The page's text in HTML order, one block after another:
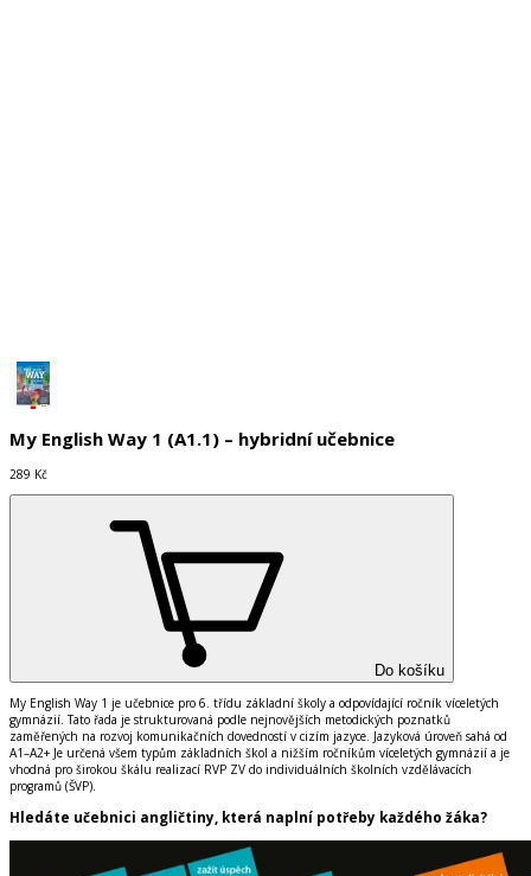
My English Way 1 (A1.1) – hybridní učebnice
289 Kč
Do košíku
My English Way 1 je učebnice pro 6. třídu základní školy a odpovídající ročník víceletých
gymnázií. Tato řada je strukturovaná podle nejnovějších metodických poznatků
zaměřených na rozvoj komunikačních dovedností v cizím jazyce. Jazyková úroveň sahá od
A1–A2+ Je určená všem typům základních škol a nižším ročníkům víceletých gymnázií a je
vhodná pro širokou škálu realizací RVP ZV do individuálních školních vzdělávacích
programů (ŠVP).
Hledáte učebnici angličtiny, která naplní potřeby každého žáka?